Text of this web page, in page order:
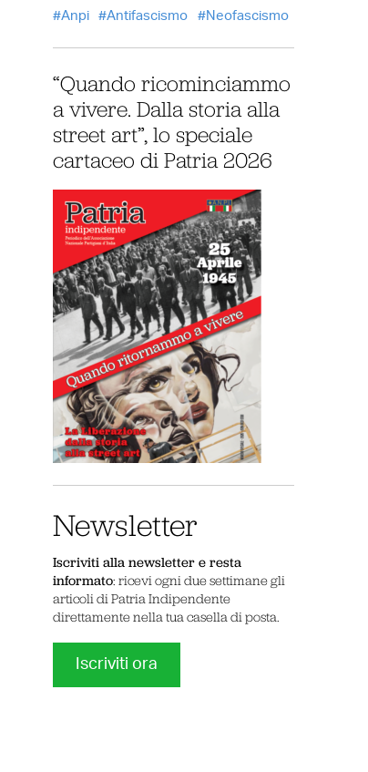
Anpi
Antifascismo Neofascismo
“Quando ricominciammo
a vivere. Dalla storia alla
street art”, lo speciale
cartaceo di Patria 2026
Newsletter
Iscriviti alla newsletter e resta
informato: ricevi ogni due settimane gli
articoli di Patria Indipendente
direttamente nella tua casella di posta.
Iscriviti ora